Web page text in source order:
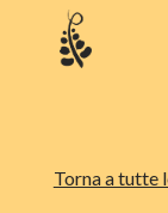
Torna a tutte